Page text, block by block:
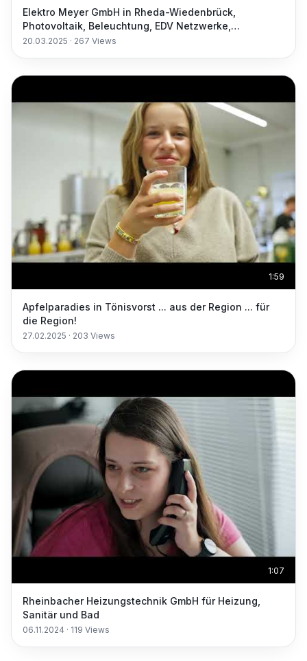
Elektro Meyer GmbH in Rheda-Wiedenbrück,
Photovoltaik, Beleuchtung, EDV Netzwerke,
Elektrogeräte
20.03.2025 · 267 Views
1:59
Apfelparadies in Tönisvorst ... aus der Region ... für
die Region!
27.02.2025 · 203 Views
1:07
Rheinbacher Heizungstechnik GmbH für Heizung,
Sanitär und Bad
06.11.2024 · 119 Views